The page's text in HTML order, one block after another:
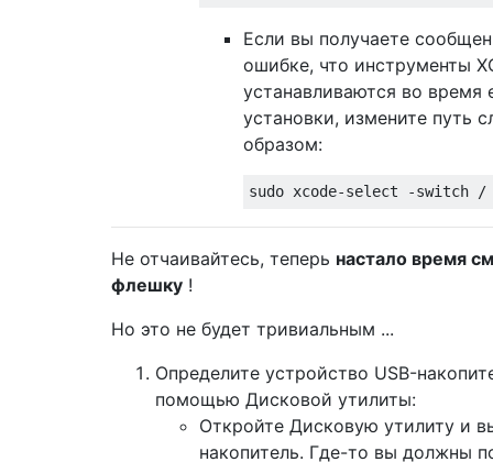
Если вы получаете
ошибке, что инструменты
устанавливаются во время
установки, измените путь
образом:
Не отчаивайтесь, теперь настало время
флешку !
Но это не будет тривиальным ...
Определите устройство USB-
помощью Дисковой утилиты:
Откройте Дисковую утилиту и
накопитель. Где-то вы должны